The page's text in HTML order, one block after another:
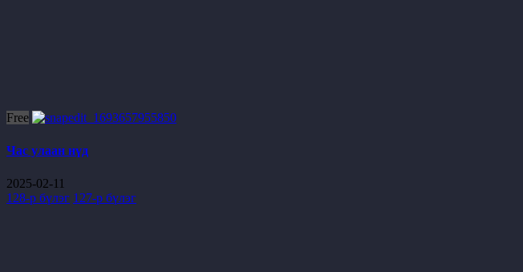
Free
Час улаан нүд
2025-02-11
128-р бүлэг 127-р бүлэг